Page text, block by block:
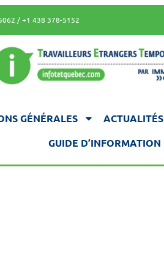
/ +1 438 378-5152
GÉNÉRALES ACTUALITÉS
GUIDE D’INFORMATION